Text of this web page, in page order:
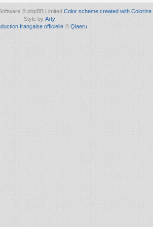
© phpBB Limited Color scheme created with Colorize
Style by Arty
française officielle © Qiaeru